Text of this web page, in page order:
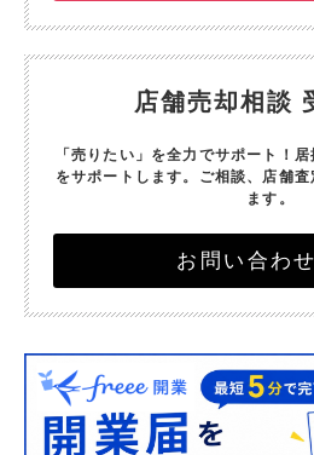
店舗売却相談
「売りたい」を全力でサポート！
をサポートします。 ご相談、店舗
ます。
お問い合わ